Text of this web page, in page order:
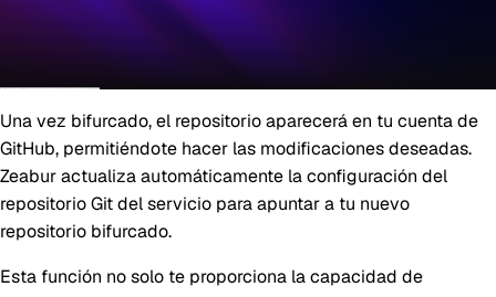
Una vez bifurcado, el repositorio aparecerá en tu cuenta de
GitHub, permitiéndote hacer las modificaciones deseadas.
Zeabur actualiza automáticamente la configuración del
repositorio Git del servicio para apuntar a tu nuevo
repositorio bifurcado.
Esta función no solo te proporciona la capacidad de